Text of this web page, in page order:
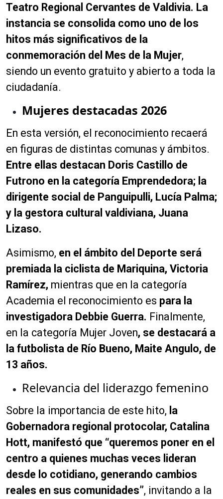
Teatro Regional Cervantes de Valdivia. La
instancia se consolida como uno de los
hitos más significativos de la
conmemoración del Mes de la Mujer,
siendo un evento gratuito y abierto a toda la
ciudadanía.
Mujeres destacadas 2026
En esta versión, el reconocimiento recaerá
en figuras de distintas comunas y ámbitos.
Entre ellas destacan Doris Castillo de
Futrono en la categoría Emprendedora; la
dirigente social de Panguipulli, Lucía Palma;
y la gestora cultural valdiviana, Juana
Lizaso.
Asimismo, en el ámbito del Deporte será
premiada la ciclista de Mariquina, Victoria
Ramírez, mientras que en la categoría
Academia el reconocimiento es para la
investigadora Debbie Guerra. Finalmente,
en la categoría Mujer Joven, se destacará a
la futbolista de Río Bueno, Maite Angulo, de
13 años.
Relevancia del liderazgo femenino
Sobre la importancia de este hito, la
Gobernadora regional protocolar, Catalina
Hott, manifestó que “queremos poner en el
centro a quienes muchas veces lideran
desde lo cotidiano, generando cambios
reales en sus comunidades”, invitando a la